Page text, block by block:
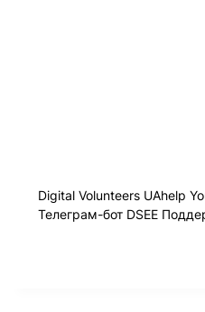
Digital Volunteers UAhelp
Телеграм-бот DSEE